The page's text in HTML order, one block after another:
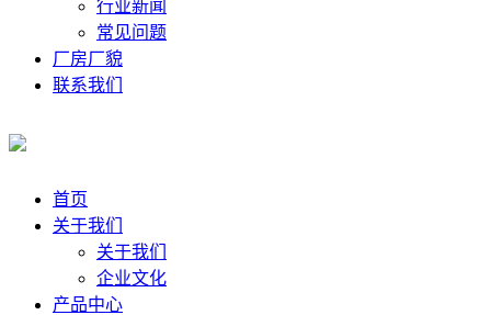
行业新闻
常见问题
厂房厂貌
联系我们
首页
关于我们
关于我们
企业文化
产品中心